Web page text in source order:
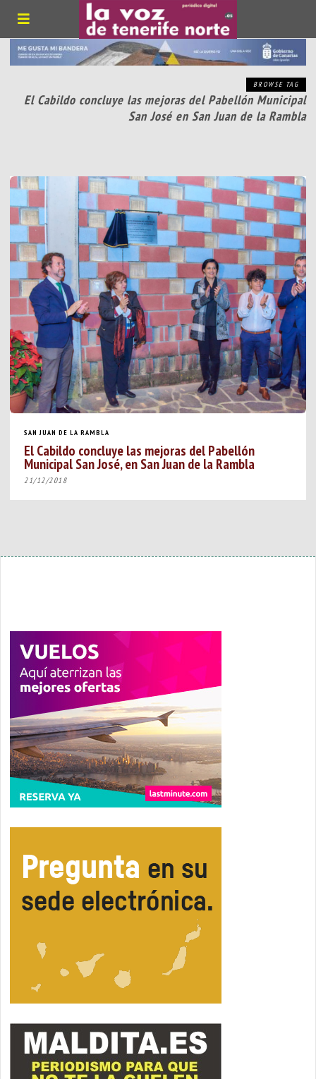
BROWSE TAG
El Cabildo concluye las mejoras del Pabellón Municipal
San José en San Juan de la Rambla
SAN JUAN DE LA RAMBLA
El Cabildo concluye las mejoras del Pabellón
Municipal San José, en San Juan de la Rambla
21/12/2018